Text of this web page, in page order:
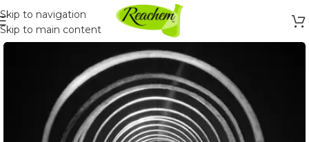
Skip to navigation
Skip to main content